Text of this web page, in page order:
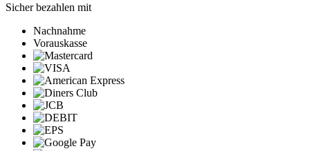
Sicher bezahlen mit
Nachnahme
Vorauskasse